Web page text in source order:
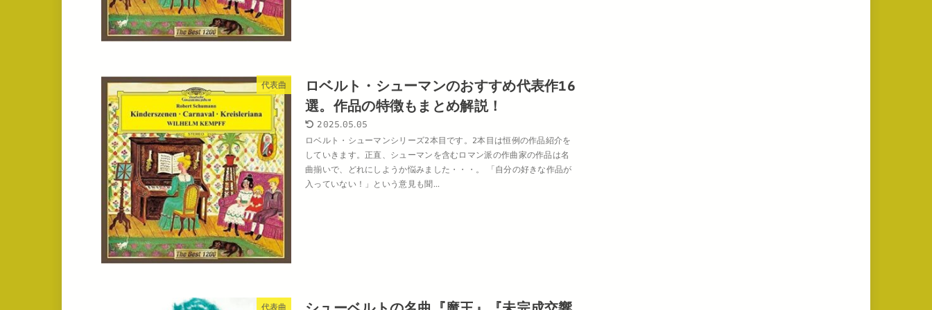
代表曲
ロベルト・シューマンのおすすめ代表作16
選。作品の特徴もまとめ解説！
2025.05.05
ロベルト・シューマンシリーズ2本目です。2本目は恒例の作品紹介を
していきます。正直、シューマンを含むロマン派の作曲家の作品は名
曲揃いで、どれにしようか悩みました・・・。 「自分の好きな作品が
入っていない！」という意見も聞...
代表曲